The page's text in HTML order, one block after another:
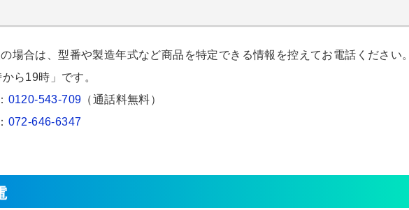
場合は、型番や製造年式など商品を特定できる情報を控えてお電話ください。
ら19時」です。
0120-543-709 （通話料無料）
072-646-6347